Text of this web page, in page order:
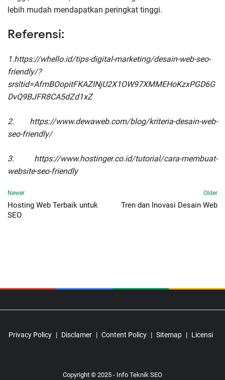
lebih mudah mendapatkan peringkat tinggi.
Referensi:
1.https://whello.id/tips-digital-marketing/desain-web-seo-
friendly/?
srsltid=AfmBOopitFKAZlNjU2X1OW97XMMEHoKzxPGD6G
DvQ9BJFR8CA5dZd1xZ
2. https://www.dewaweb.com/blog/kriteria-desain-web-
seo-friendly/
3. https://www.hostinger.co.id/tutorial/cara-membuat-
website-seo-friendly
Newer
Hosting Web Terbaik untuk
SEO
Older
Tren dan Inovasi Desain Web
Privacy Policy Disclamer Content Policy Sitemap Licensi
Copyright © 2025 - Info Teknik SEO